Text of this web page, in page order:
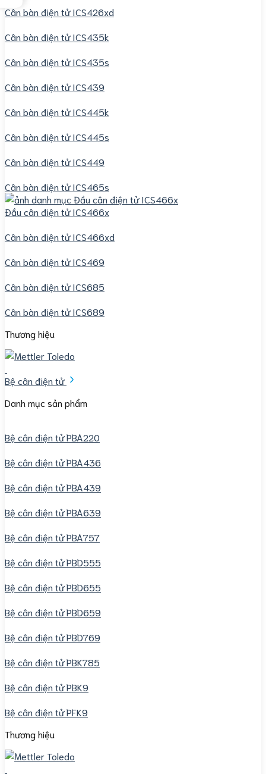
Cân bàn điện tử ICS426xd
Cân bàn điện tử ICS435k
Cân bàn điện tử ICS435s
Cân bàn điện tử ICS439
Cân bàn điện tử ICS445k
Cân bàn điện tử ICS445s
Cân bàn điện tử ICS449
Cân bàn điện tử ICS465s
Đầu cân điện tử ICS466x
Cân bàn điện tử ICS466xd
Cân bàn điện tử ICS469
Cân bàn điện tử ICS685
Cân bàn điện tử ICS689
Thương hiệu
Bệ cân điện tử
Danh mục sản phẩm
Bệ cân điện tử PBA220
Bệ cân điện tử PBA436
Bệ cân điện tử PBA439
Bệ cân điện tử PBA639
Bệ cân điện tử PBA757
Bệ cân điện tử PBD555
Bệ cân điện tử PBD655
Bệ cân điện tử PBD659
Bệ cân điện tử PBD769
Bệ cân điện tử PBK785
Bệ cân điện tử PBK9
Bệ cân điện tử PFK9
Thương hiệu